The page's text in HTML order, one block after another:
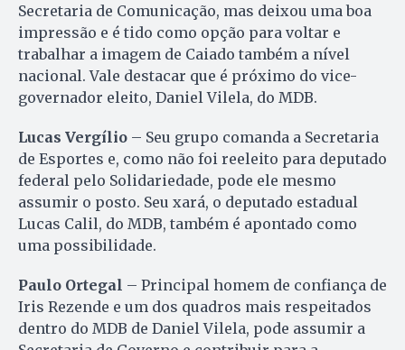
Secretaria de Comunicação, mas deixou uma boa
impressão e é tido como opção para voltar e
trabalhar a imagem de Caiado também a nível
nacional. Vale destacar que é próximo do vice-
governador eleito, Daniel Vilela, do MDB.
Lucas Vergílio – Seu grupo comanda a Secretaria
de Esportes e, como não foi reeleito para deputado
federal pelo Solidariedade, pode ele mesmo
assumir o posto. Seu xará, o deputado estadual
Lucas Calil, do MDB, também é apontado como
uma possibilidade.
Paulo Ortegal – Principal homem de confiança de
Iris Rezende e um dos quadros mais respeitados
dentro do MDB de Daniel Vilela, pode assumir a